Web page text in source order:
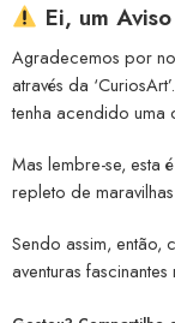
Ei, um
Agradecemos por
através da
tenha acendido
Mas lembre-se, esta
repleto de
Sendo assim, então,
aventuras